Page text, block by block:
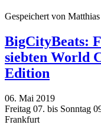
Gespeichert von
BigCityBeats:
siebten World
Edition
06. Mai 2019
Freitag 07. bis Sonntag
Frankfurt